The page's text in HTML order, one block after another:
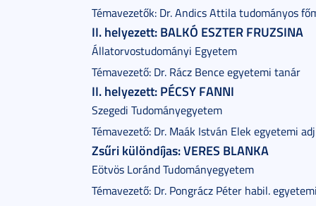
Témavezetők: Dr. Andics Attila tudományos
II. helyezett: BALKÓ ESZTER FRUZSINA
Állatorvostudományi Egyetem
Témavezető: Dr. Rácz Bence egyetemi tanár
II. helyezett: PÉCSY FANNI
Szegedi Tudományegyetem
Témavezető: Dr. Maák István Elek egyetemi
Zsűri különdíjas: VERES BLANKA
Eötvös Loránd Tudományegyetem
Témavezető: Dr. Pongrácz Péter habil.